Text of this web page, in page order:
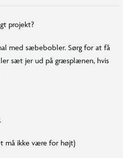
projekt?
med sæbebobler. Sørg for at få
sæt jer ud på græsplænen, hvis
må ikke være for højt)